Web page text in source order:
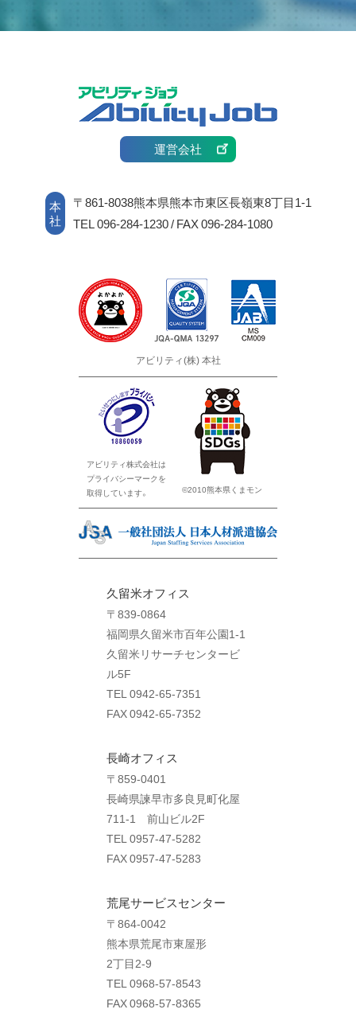
運営会社
本
社
〒861-8038熊本県熊本市東区長嶺東8丁目1-1
TEL 096-284-1230 / FAX 096-284-1080
アビリティ(株) 本社
アビリティ株式会社は
プライバシーマークを
取得しています。
©2010熊本県くまモン
久留米オフィス
〒839-0864
福岡県久留米市百年公園1-1
久留米リサーチセンタービ
ル5F
TEL 0942-65-7351
FAX 0942-65-7352
長崎オフィス
〒859-0401
長崎県諫早市多良見町化屋
711-1 前山ビル2F
TEL 0957-47-5282
FAX 0957-47-5283
荒尾サービスセンター
〒864-0042
熊本県荒尾市東屋形
2丁目2-9
TEL 0968-57-8543
FAX 0968-57-8365